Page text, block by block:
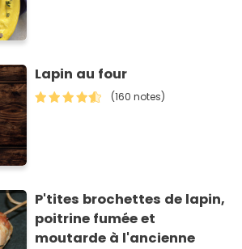
Lapin au four
(160 notes)
P'tites brochettes de lapin,
poitrine fumée et
moutarde à l'ancienne